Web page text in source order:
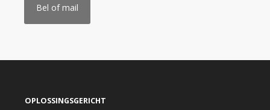
Bel of mail
OPLOSSINGSGERICHT